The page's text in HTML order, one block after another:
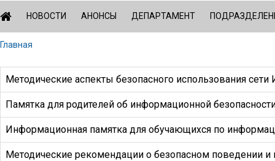
НОВОСТИ АНОНСЫ ДЕПАРТАМЕНТ
здесь
Главная
Back
to
top
Методические аспекты безопасного использования сети
Памятка для родителей об информационной
Информационная памятка для обучающихся по
Методические рекомендации о безопасном поведении и